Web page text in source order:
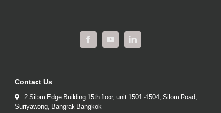
Contact Us
2 Silom Edge Building 15th floor, unit 1501 -1504, Silom Road,
Suriyawong, Bangrak Bangkok